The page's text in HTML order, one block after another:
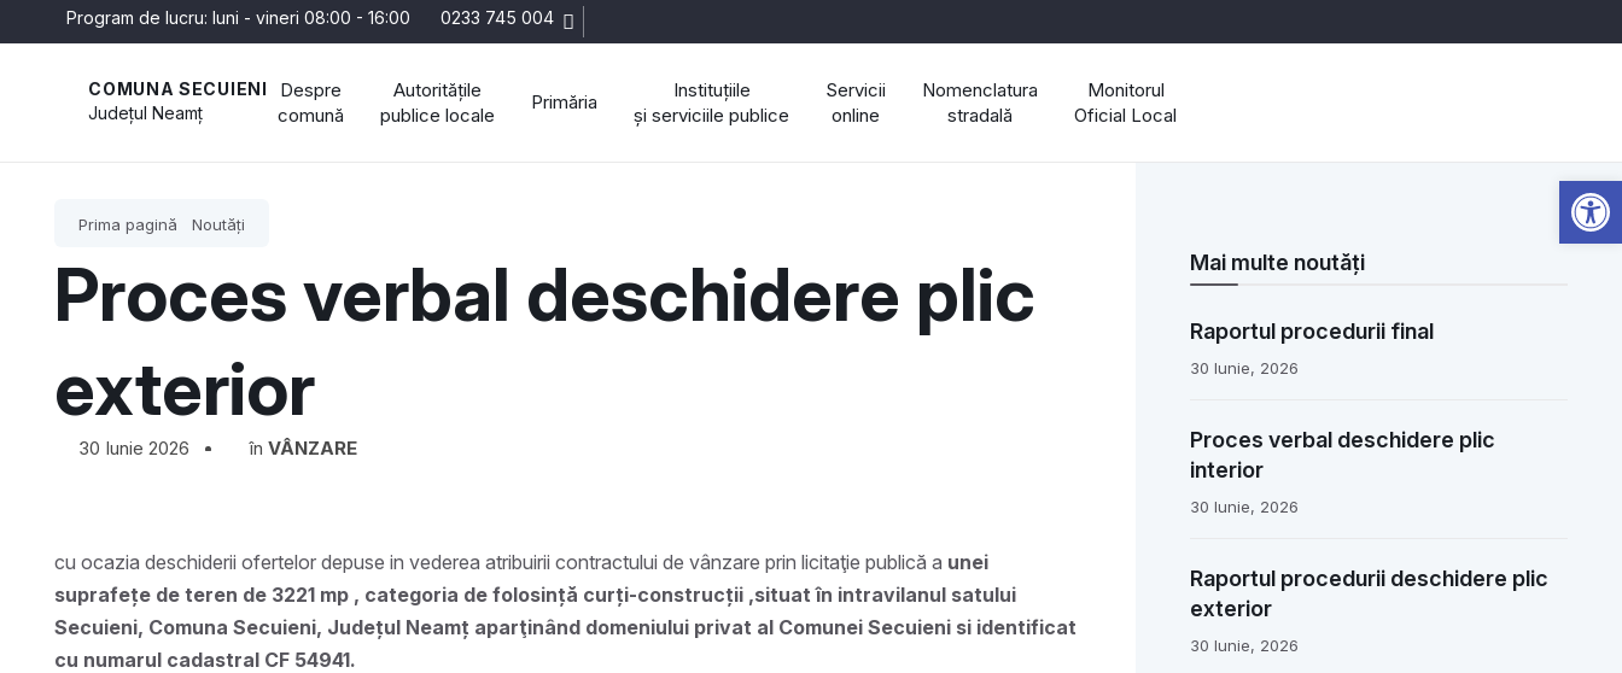
Program de lucru: luni - vineri 08:00 - 16:00 0233 745 004
COMUNA SECUIENI
JudețulNeamț
Despre
comună
Autoritățile
publice locale
Primăria
Instituțiile
și serviciile publice
Servicii
online
Nomenclatura
stradală
Monitorul
Oficial Local
Prima pagină Noutăți
Proces verbal deschidere plic
exterior
30 Iunie 2026 în VÂNZARE
cu ocazia deschiderii ofertelor depuse in vederea atribuirii contractului de vânzare prin licitaţie publică a unei
suprafețe de teren de 3221 mp , categoria de folosință curți-construcții ,situat în intravilanul satului
Secuieni, Comuna Secuieni, Județul Neamț aparţinând domeniului privat al Comunei Secuieni si identificat
cu numarul cadastral CF 54941.
Mai multe noutăți
Raportul procedurii final
30 Iunie, 2026
Proces verbal deschidere plic
interior
30 Iunie, 2026
Raportul procedurii deschidere plic
exterior
30 Iunie, 2026